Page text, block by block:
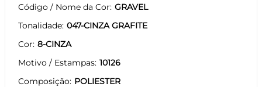
Código / Nome da Cor GRAVEL
Tonalidade 047-CINZA GRAFITE
Cor 8-CINZA
Motivo / Estampas 10126
Composição POLIESTER